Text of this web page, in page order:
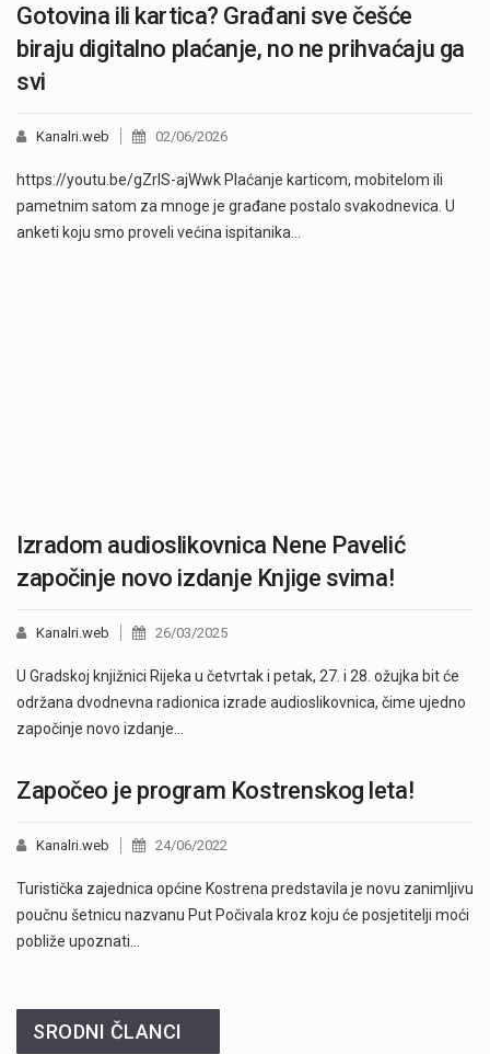
Gotovina ili kartica? Građani sve češće
biraju digitalno plaćanje, no ne prihvaćaju ga
svi
Kanalri.web 02/06/2026
https://youtu.be/gZrlS-ajWwk Plaćanje karticom, mobitelom ili
pametnim satom za mnoge je građane postalo svakodnevica. U
anketi koju smo proveli većina ispitanika…
Izradom audioslikovnica Nene Pavelić
započinje novo izdanje Knjige svima!
Kanalri.web 26/03/2025
U Gradskoj knjižnici Rijeka u četvrtak i petak, 27. i 28. ožujka bit će
održana dvodnevna radionica izrade audioslikovnica, čime ujedno
započinje novo izdanje…
Započeo je program Kostrenskog leta!
Kanalri.web 24/06/2022
Turistička zajednica općine Kostrena predstavila je novu zanimljivu
poučnu šetnicu nazvanu Put Počivala kroz koju će posjetitelji moći
pobliže upoznati…
SRODNI ČLANCI